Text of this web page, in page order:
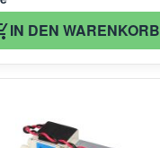
IN DEN WARENKORB